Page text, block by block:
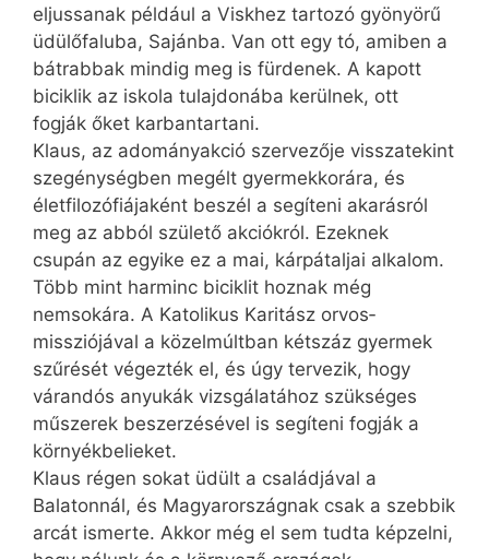
eljussanak például a Viskhez tartozó gyönyörű
üdülőfaluba, Saján­ba. Van ott egy tó, amiben a
bátrabbak mindig meg is fürdenek. A kapott
biciklik az iskola tulajdonába kerülnek, ott
fogják őket karbantartani.
Klaus, az adományakció szervezője visszatekint
szegénységben megélt gyermekkorára, és
életfilozófiájaként beszél a segíteni akarásról
meg az abból születő akciókról. Ezeknek
csupán az egyike ez a mai, kárpátaljai alkalom.
Több mint harminc biciklit hoznak még
nemsokára. A Katolikus Karitász orvos­
missziójával a közelmúltban kétszáz gyermek
szűrését végezték el, és úgy tervezik, hogy
várandós anyukák vizsgálatához szükséges
műszerek beszerzésével is segíteni fogják a
környékbelieket.
Klaus régen sokat üdült a családjával a
Balatonnál, és Magyarországnak csak a szebbik
arcát ismerte. Akkor még el sem tudta képzelni,